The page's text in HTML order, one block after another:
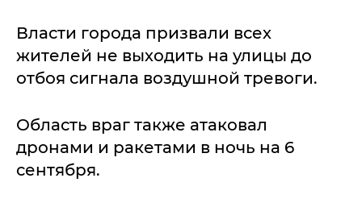
Власти города призвали всех
жителей не выходить на улицы до
отбоя сигнала воздушной тревоги.
Область враг также атаковал
дронами и ракетами в ночь на 6
сентября.